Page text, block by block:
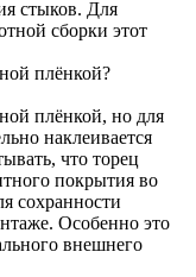
стыков. Для
сборки этот
плёнкой?
плёнкой, но для
наклеивается
что торец
покрытия во
сохранности
Особенно это
внешнего